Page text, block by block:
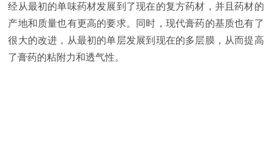
经从最初的单味药材发展到了现在的复方药材，并且药材的
产地和质量也有更高的要求。同时，现代膏药的基质也有了
很大的改进，从最初的单层发展到现在的多层膜，从而提高
了膏药的粘附力和透气性。